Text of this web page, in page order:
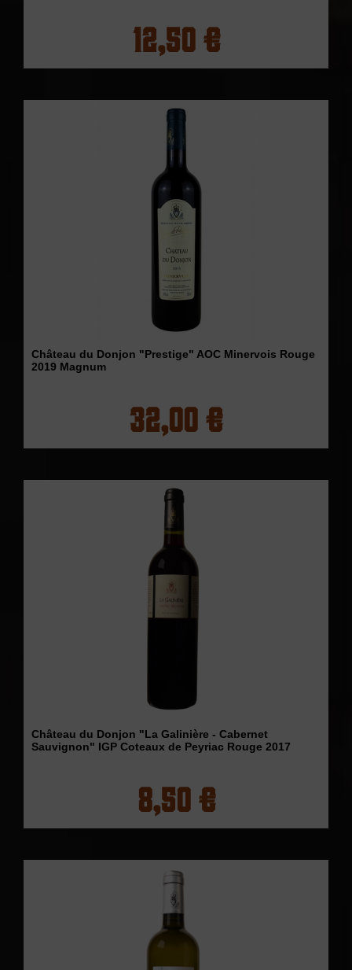
12,50 €
Château du Donjon "Prestige" AOC Minervois Rouge
2019 Magnum
32,00 €
Château du Donjon "La Galinière - Cabernet
Sauvignon" IGP Coteaux de Peyriac Rouge 2017
8,50 €